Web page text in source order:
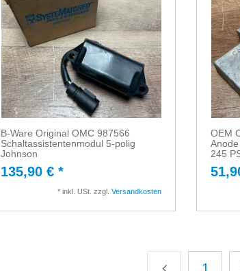
B-Ware Original OMC 987566
Schaltassistentenmodul 5-polig
Johnson
135,90 € *
*inkl. USt. zzgl.Versandkosten
OEM
245